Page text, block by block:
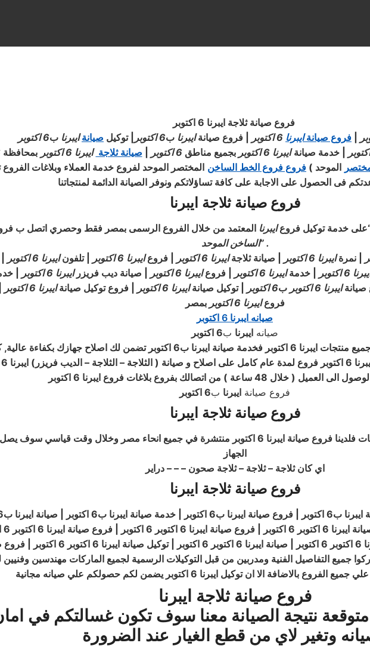
فروع صيانة ثلاجة ايبرنا 6 اكتوبر
فروع صيانةايبرنا 6 اكتوبر | فروع صيانة ايبرنا ب6 اكتوبر |توكيل صيانة ايبرنا ب6 اكتوبر
|خدمة صيانة ايبرنا 6 اكتوبر بجميع مناطق 6 اكتوبر صيانة ثلاجة ايبرنا 6 اكتوبر بمحافظة
الموحد ) فروع فروع الخط الساخن المختصر الموحد لفروع خدمة العملاء وبلاغات
فى الحصول على الاجابة على كافة تساؤلاتكم ونوفر الصيانة الدائمة لمنتجاتنا
فروع صيانة ثلاجة ايبرنا
“على خدمة توكيل فروع ايبرنا المعتمد من خلال الفروع الرسمى بمصر فقط وحصري اتصل ب
الساخن الموحد” .
| نمرة ايبرنا 6 اكتوبر | صيانة ثلاجة ايبرنا 6 اكتوبر | فروع ايبرنا 6 اكتوبر | تلفون ايبرنا 6 اكتوبر
6 اكتوبر | خدمة ايبرنا 6 اكتوبر | فروع ايبرنا 6 اكتوبر | صيانة ديب فريزر ايبرنا 6 اكتوبر |
صيانة ايبرنا 6 اكتوبر ب6 اكتوبر | توكيل صيانة ايبرنا 6 اكتوبر | فروع توكيل صيانة ايبرنا 6 اكتوبر
فروع ايبرنا 6 اكتوبر
بمصر
صيانه ايبرنا 6 اكتوبر
صيانه ايبرنا ب6 اكتوبر
ايبرنا
48 ساعة ) من اتصالك بفروع بلاغات فروع ايبرنا 6 اكتوبر
فروع صيانة ايبرنا ب6 اكتوبر
فروع صيانة ثلاجة ايبرنا
أطلبوا خدمات صيانة ايبرنا 6 اكتوبر اينما كنتم في جميع المحافظات فلدينا فروع صيانة ايبرنا 6 اكتوبر منتشرة في جميع
الجهاز
اي كان ثلاجة – ثلاجة – ثلاجة صحون – – – دراير
فروع صيانة ثلاجة ايبرنا
الا ان توكيل ايبرنا 6 اكتوبر يضمن لكم حصولكم علي صيانه مجانية
فروع صيانة ثلاجة ايبرنا
نتيجة الصيانة معنا سوف تكون غسالتكم في
وتغير لاي من قطع الغيار عند الضرورة